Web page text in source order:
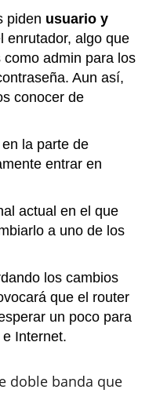
piden usuario y
enrutador, algo que
admin para los
Aun así,
conocer de
la parte de
entrar en
actual en el que
a uno de los
los cambios
que el router
un poco para
Internet.
doble banda que